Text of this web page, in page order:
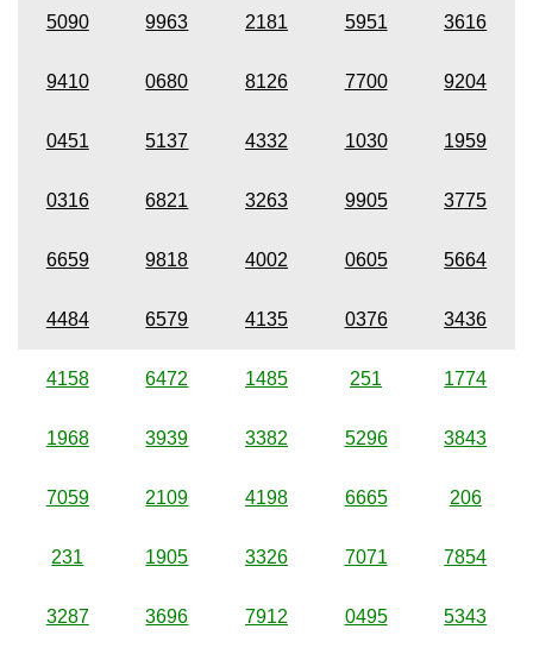
5090 9963 2181 5951 3616
9410 0680 8126 7700 9204
0451 5137 4332 1030 1959
0316 6821 3263 9905 3775
6659 9818 4002 0605 5664
4484 6579 4135 0376 3436
4158 6472 1485 251 1774
1968 3939 3382 5296 3843
7059 2109 4198 6665 206
231 1905 3326 7071 7854
3287 3696 7912 0495 5343